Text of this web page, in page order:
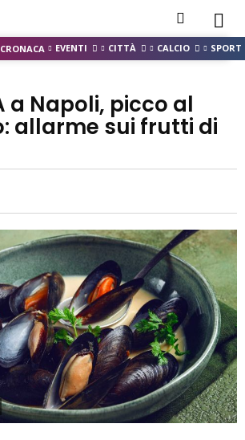
CRONACA EVENTI CITTÀ CALCIO SPORT
a Napoli, picco al
allarme sui frutti di